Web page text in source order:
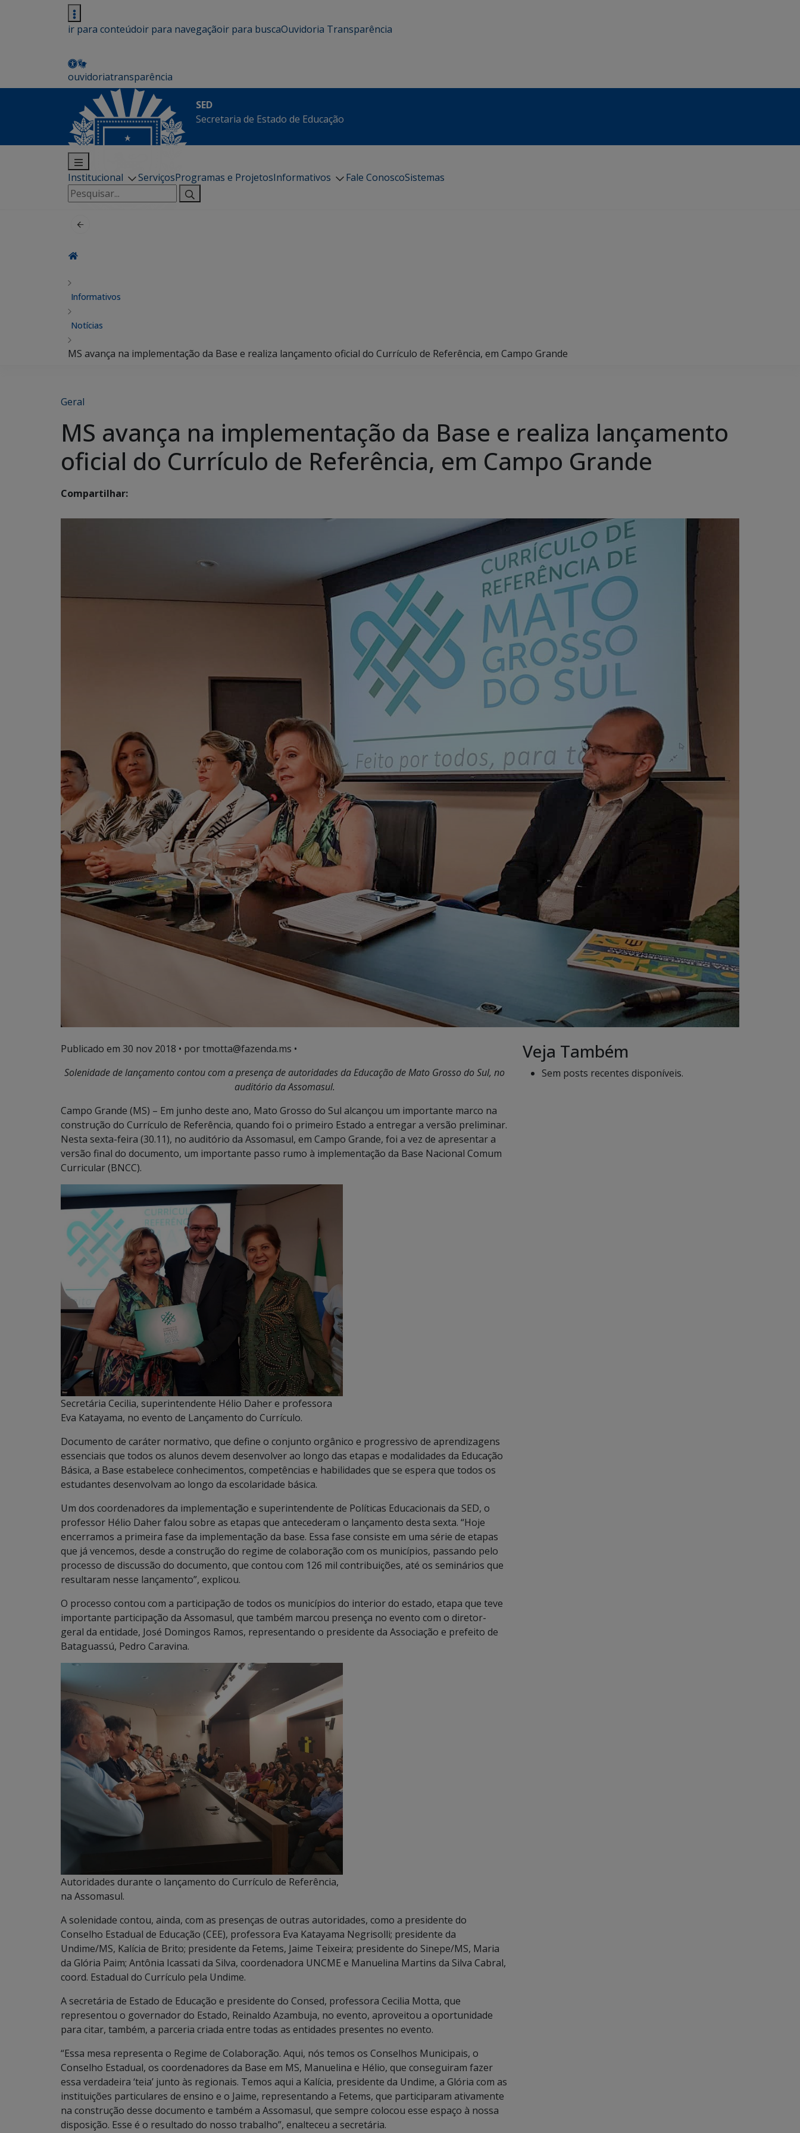
ir para conteúdoir para navegaçãoir para buscaOuvidoria Transparência
ouvidoriatransparência
SED
Secretaria de Estado de Educação
Institucional ServiçosProgramas e ProjetosInformativos Fale ConoscoSistemas
Pesquisar
por:
Informativos
Notícias
MS avança na implementação da Base e realiza lançamento oficial do Currículo de Referência, em Campo Grande
Geral
MS avança na implementação da Base e realiza lançamento
oficial do Currículo de Referência, em Campo Grande
Compartilhar:
Publicado em 30 nov 2018 • por tmotta@fazenda.ms •
Solenidade de lançamento contou com a presença de autoridades da Educação de Mato Grosso do Sul, no
auditório da Assomasul.
Campo Grande (MS) – Em junho deste ano, Mato Grosso do Sul alcançou um importante marco na
construção do Currículo de Referência, quando foi o primeiro Estado a entregar a versão preliminar.
Nesta sexta-feira (30.11), no auditório da Assomasul, em Campo Grande, foi a vez de apresentar a
versão final do documento, um importante passo rumo à implementação da Base Nacional Comum
Curricular (BNCC).
Secretária Cecilia, superintendente Hélio Daher e professora
Eva Katayama, no evento de Lançamento do Currículo.
Documento de caráter normativo, que define o conjunto orgânico e progressivo de aprendizagens
essenciais que todos os alunos devem desenvolver ao longo das etapas e modalidades da Educação
Básica, a Base estabelece conhecimentos, competências e habilidades que se espera que todos os
estudantes desenvolvam ao longo da escolaridade básica.
Um dos coordenadores da implementação e superintendente de Políticas Educacionais da SED, o
professor Hélio Daher falou sobre as etapas que antecederam o lançamento desta sexta. “Hoje
encerramos a primeira fase da implementação da base. Essa fase consiste em uma série de etapas
que já vencemos, desde a construção do regime de colaboração com os municípios, passando pelo
processo de discussão do documento, que contou com 126 mil contribuições, até os seminários que
resultaram nesse lançamento”, explicou.
O processo contou com a participação de todos os municípios do interior do estado, etapa que teve
importante participação da Assomasul, que também marcou presença no evento com o diretor-
geral da entidade, José Domingos Ramos, representando o presidente da Associação e prefeito de
Bataguassú, Pedro Caravina.
Autoridades durante o lançamento do Currículo de Referência,
na Assomasul.
A solenidade contou, ainda, com as presenças de outras autoridades, como a presidente do
Conselho Estadual de Educação (CEE), professora Eva Katayama Negrisolli; presidente da
Undime/MS, Kalícia de Brito; presidente da Fetems, Jaime Teixeira; presidente do Sinepe/MS, Maria
da Glória Paim; Antônia Icassati da Silva, coordenadora UNCME e Manuelina Martins da Silva Cabral,
coord. Estadual do Currículo pela Undime.
A secretária de Estado de Educação e presidente do Consed, professora Cecilia Motta, que
representou o governador do Estado, Reinaldo Azambuja, no evento, aproveitou a oportunidade
para citar, também, a parceria criada entre todas as entidades presentes no evento.
“Essa mesa representa o Regime de Colaboração. Aqui, nós temos os Conselhos Municipais, o
Conselho Estadual, os coordenadores da Base em MS, Manuelina e Hélio, que conseguiram fazer
essa verdadeira ‘teia’ junto às regionais. Temos aqui a Kalícia, presidente da Undime, a Glória com as
instituições particulares de ensino e o Jaime, representando a Fetems, que participaram ativamente
na construção desse documento e também a Assomasul, que sempre colocou esse espaço à nossa
disposição. Esse é o resultado do nosso trabalho”, enalteceu a secretária.
Veja Também
Sem posts recentes disponíveis.